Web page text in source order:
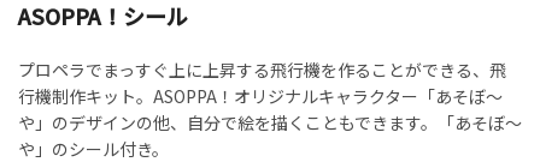
ASOPPA！シール
プロペラでまっすぐ上に上昇する飛行機を作ることができる、飛
行機制作キット。ASOPPA！オリジナルキャラクター「あそぼ～
や」のデザインの他、自分で絵を描くこともできます。「あそぼ～
や」のシール付き。